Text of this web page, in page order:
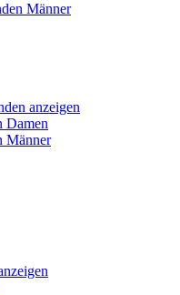
Männer
anzeigen
Damen
Männer